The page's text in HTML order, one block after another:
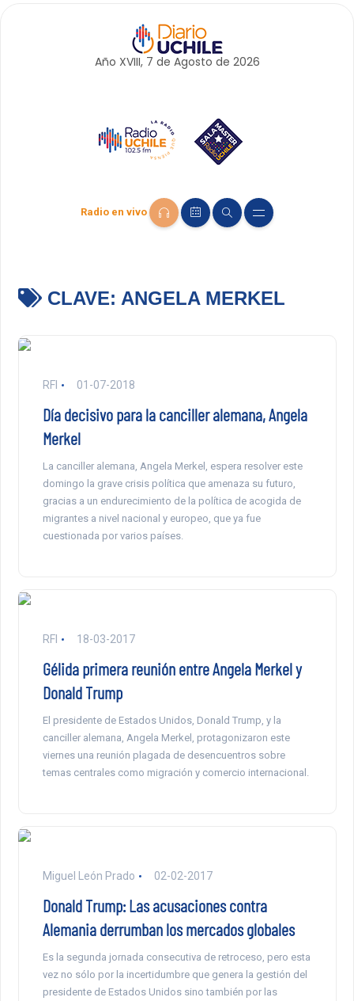
Año XVIII, 7 de Agosto de 2026
Radio en vivo
CLAVE: ANGELA MERKEL
RFI 01-07-2018
Día decisivo para la canciller alemana, Angela
Merkel
La canciller alemana, Angela Merkel, espera resolver este
domingo la grave crisis política que amenaza su futuro,
gracias a un endurecimiento de la política de acogida de
migrantes a nivel nacional y europeo, que ya fue
cuestionada por varios países.
RFI 18-03-2017
Gélida primera reunión entre Angela Merkel y
Donald Trump
El presidente de Estados Unidos, Donald Trump, y la
canciller alemana, Angela Merkel, protagonizaron este
viernes una reunión plagada de desencuentros sobre
temas centrales como migración y comercio internacional.
Miguel León Prado 02-02-2017
Donald Trump: Las acusaciones contra
Alemania derrumban los mercados globales
Es la segunda jornada consecutiva de retroceso, pero esta
vez no sólo por la incertidumbre que genera la gestión del
presidente de Estados Unidos sino también por las